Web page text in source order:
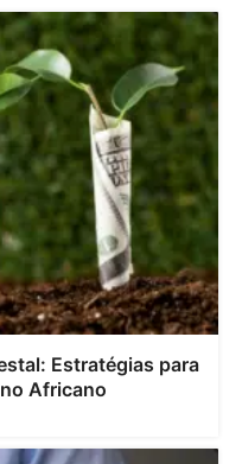
Estratégias para
Africano